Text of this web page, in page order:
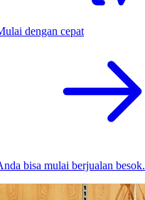
dengan cepat
bisa mulai berjualan besok.